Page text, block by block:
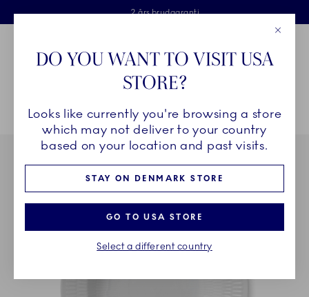
Skip Navigation
Fri levering ved køb over 500 kr. og fri retur
Gratis gaveindpakning
2 års brudgaranti
Royal Copenhagen
Breadcrumb Headlinesss
HjemSTEL Stel Hvid Riflet Hvid Riflet dyb tallerken, 21 cm
DO YOU WANT TO VISIT USA
STORE?
Looks like currently you're browsing a store
which may not deliver to your country
based on your location and past visits.
STAY ON DENMARK STORE
GO TO USA STORE
Select a different country